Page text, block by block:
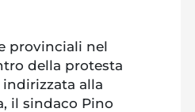
provinciali nel
della protesta
alla
il sindaco Pino